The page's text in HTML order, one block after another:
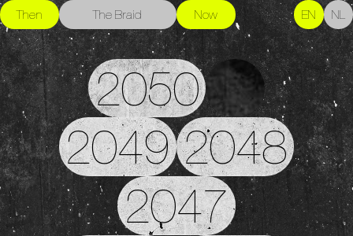
Then The Braid Now EN NL
2050
2049 2048
2047